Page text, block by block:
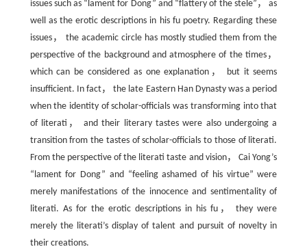
issues such as “lament for Dong” and “flattery of the stele”， as
well as the erotic descriptions in his fu poetry. Regarding these
issues， the academic circle has mostly studied them from the
perspective of the background and atmosphere of the times，
which can be considered as one explanation， but it seems
insufficient. In fact， the late Eastern Han Dynasty was a period
when the identity of scholar-officials was transforming into that
of literati， and their literary tastes were also undergoing a
transition from the tastes of scholar-officials to those of literati.
From the perspective of the literati taste and vision， Cai Yong’s
“lament for Dong” and “feeling ashamed of his virtue” were
merely manifestations of the innocence and sentimentality of
literati. As for the erotic descriptions in his fu， they were
merely the literati’s display of talent and pursuit of novelty in
their creations.